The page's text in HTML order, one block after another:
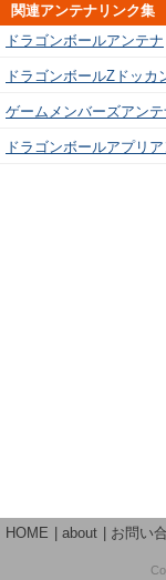
関連アンテナリンク集
ドラゴンボールアンテナ
ドラゴンボールZドッカ
ゲームメンバーズアンテ
ドラゴンボールアプリ
HOME about お問い